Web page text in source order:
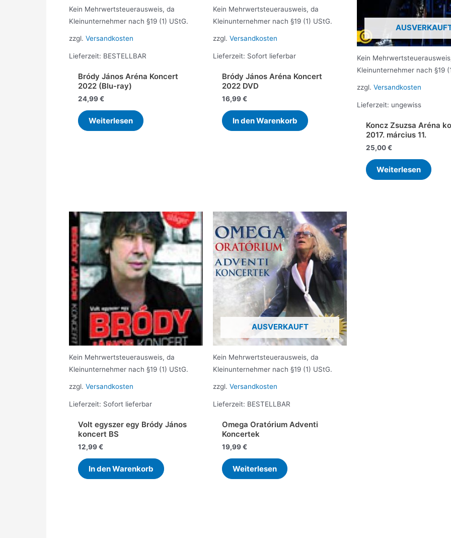
Kein Mehrwertsteuerausweis, da
Kleinunternehmer nach §19 (1) UStG.
zzgl. Versandkosten
Lieferzeit: BESTELLBAR
Bródy János Aréna Koncert
2022 (Blu-ray)
24,99€
Weiterlesen
Kein Mehrwertsteuerausweis, da
Kleinunternehmer nach §19 (1) UStG.
zzgl. Versandkosten
Lieferzeit: Sofort lieferbar
Bródy János Aréna Koncert
2022 DVD
16,99€
In den Warenkorb
Kein
Kleinunternehmer nach §19
zzgl. Versandkosten
Lieferzeit: ungewiss
Koncz Zsuzsa Aréna
2017. március 11.
25,00€
Weiterlesen
Kein Mehrwertsteuerausweis, da
Kleinunternehmer nach §19 (1) UStG.
zzgl. Versandkosten
Lieferzeit: Sofort lieferbar
Volt egyszer egy Bródy János
koncert BS
12,99€
In den Warenkorb
AUSVERKAUFT
Kein Mehrwertsteuerausweis, da
Kleinunternehmer nach §19 (1) UStG.
zzgl. Versandkosten
Lieferzeit: BESTELLBAR
Omega Oratórium Adventi
Koncertek
19,99€
Weiterlesen